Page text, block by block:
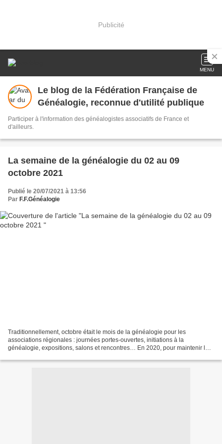
Publicité
MENU
Le blog de la Fédération Française de
Généalogie, reconnue d'utilité publique
Participer à l'information des généalogistes associatifs de France et
d'ailleurs.
La semaine de la généalogie du 02 au 09
octobre 2021
Publié le 20/07/2021 à 13:56
Par F.F.Généalogie
Traditionnellement, octobre était le mois de la généalogie pour les
associations régionales : journées portes-ouvertes, initiations à la
généalogie, expositions, salons et rencontres… En 2020, pour maintenir le